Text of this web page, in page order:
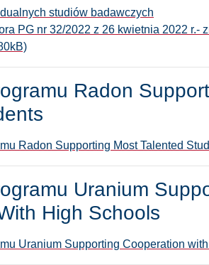
studiów badawczych
PG nr 32/2022 z 26 kwietnia 2022 r.-
Radon
Radon Supporting Most Talented
Uranium
High Schools
Uranium Supporting Cooperation